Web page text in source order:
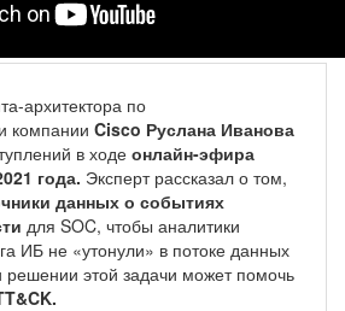
архитектора по
компании Cisco Руслана Иванова
в ходе онлайн-эфира
года. Эксперт рассказал о том,
данных о событиях
для SOC, чтобы аналитики
ИБ не «утонули» в потоке данных
этой задачи может помочь